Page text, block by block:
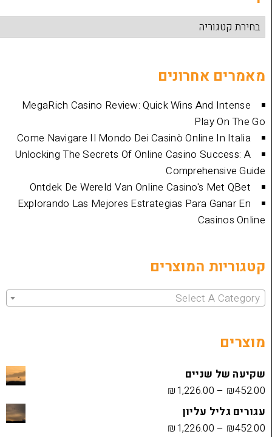
MegaRich Casino Review: Quick Wins
Come Navigare Il Mondo Dei Casinò
Unlocking The Secrets Of Online Casino
Ontdek De Wereld Van Online Casino's
Explorando Las Mejores Estrategias Para
המוצרים
Select
₪1,226.00
עליון
₪1,226.00